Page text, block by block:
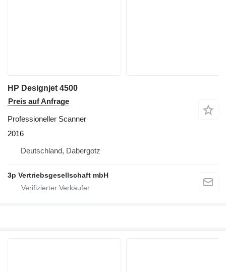
HP Designjet 4500
Preis auf Anfrage
Professioneller Scanner
2016
Deutschland, Dabergotz
3p Vertriebsgesellschaft mbH